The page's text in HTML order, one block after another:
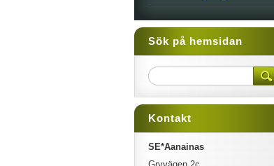
Sök på hemsidan
Kontakt
SE*Aanainas